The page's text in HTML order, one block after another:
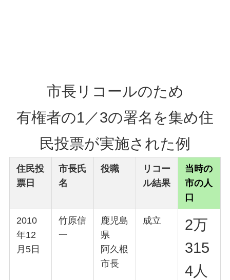
市長リコールのため
有権者の1／3の署名を集め住
民投票が実施された例
住民投
票日
市長氏
名
役職
リコー
ル結果
当時の
市の人
口
2010
年12
月5日
竹原信
一
鹿児島
県
阿久根
市長
成立
2万
315
4人